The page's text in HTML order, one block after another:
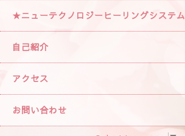
★ニューテクノロジーヒーリングシステム
自己紹介
アクセス
お問い合わせ